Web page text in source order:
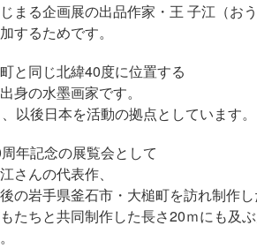
まる企画展の出品作家・王 子江（お
するためです。
と同じ北緯40度に位置する
身の水墨画家です。
以後日本を活動の拠点としています。
年記念の展覧会として
さんの代表作、
の岩手県釜石市・大槌町を訪れ制作
たちと共同制作した長さ20ｍにも及